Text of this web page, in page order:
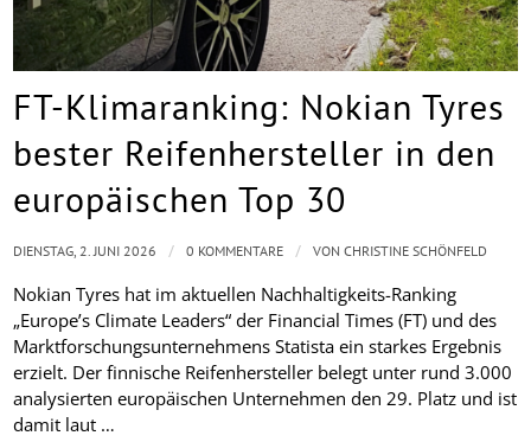
FT-Klimaranking: Nokian Tyres
bester Reifenhersteller in den
europäischen Top 30
Nokian Tyres hat im aktuellen Nachhaltigkeits-Ranking
„Europe’s Climate Leaders“ der Financial Times (FT) und des
Marktforschungsunternehmens Statista ein starkes Ergebnis
erzielt. Der finnische Reifenhersteller belegt unter rund 3.000
analysierten europäischen Unternehmen den 29. Platz und ist
damit laut …
DIENSTAG, 2. JUNI 2026 / 0 KOMMENTARE / VONCHRISTINE SCHÖNFELD